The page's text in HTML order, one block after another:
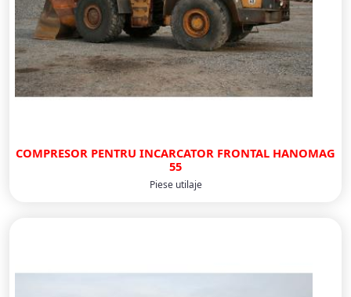
COMPRESOR PENTRU INCARCATOR FRONTAL HANOMAG
55
Piese utilaje